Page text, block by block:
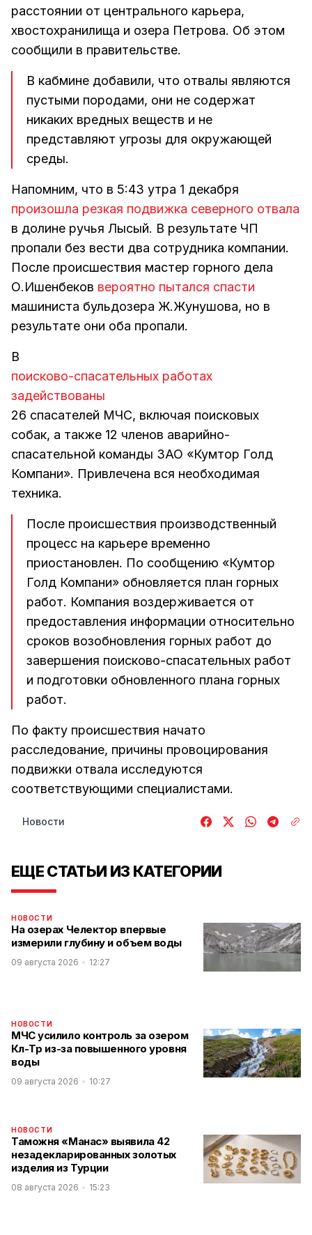
расстоянии от центрального карьера,
хвостохранилища и озера Петрова. Об этом
сообщили в правительстве.
В кабмине добавили, что отвалы являются
пустыми породами, они не содержат
никаких вредных веществ и не
представляют угрозы для окружающей
среды.
Напомним, что в 5:43 утра 1 декабря
произошла резкая подвижка северного отвала
в долине ручья Лысый. В результате ЧП
пропали без вести два сотрудника компании.
После происшествия мастер горного дела
О.Ишенбеков вероятно пытался спасти
машиниста бульдозера Ж.Жунушова, но в
результате они оба пропали.
В
поисково-спасательных работах
задействованы
26 спасателей МЧС, включая поисковых
собак, а также 12 членов аварийно-
спасательной команды ЗАО «Кумтор Голд
Компани». Привлечена вся необходимая
техника.
После происшествия производственный
процесс на карьере временно
приостановлен. По сообщению «Кумтор
Голд Компани» обновляется план горных
работ. Компания воздерживается от
предоставления информации относительно
сроков возобновления горных работ до
завершения поисково-спасательных работ
и подготовки обновленного плана горных
работ.
По факту происшествия начато
расследование, причины провоцирования
подвижки отвала исследуются
соответствующими специалистами.
Новости
ЕЩЕ СТАТЬИ ИЗ КАТЕГОРИИ
НОВОСТИ
На озерах Челектор впервые
измерили глубину и объем воды
09 августа 2026 12:27
НОВОСТИ
МЧС усилило контроль за озером
Көл-Төр из-за повышенного уровня
воды
09 августа 2026 10:27
НОВОСТИ
Таможня «Манас» выявила 42
незадекларированных золотых
изделия из Турции
08 августа 2026 15:23